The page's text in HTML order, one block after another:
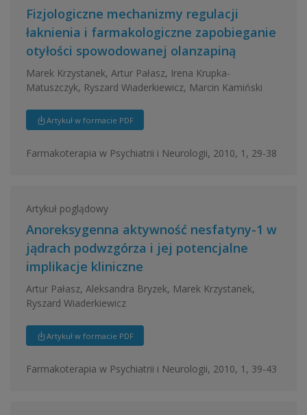
Fizjologiczne mechanizmy regulacji
łaknienia i farmakologiczne zapobieganie
otyłości spowodowanej olanzapiną
Marek Krzystanek, Artur Pałasz, Irena Krupka-
Matuszczyk, Ryszard Wiaderkiewicz, Marcin Kamiński
Artykuł w formacie PDF
Farmakoterapia w Psychiatrii i Neurologii, 2010, 1, 29-38
Artykuł poglądowy
Anoreksygenna aktywność nesfatyny-1 w
jądrach podwzgórza i jej potencjalne
implikacje kliniczne
Artur Pałasz, Aleksandra Bryzek, Marek Krzystanek,
Ryszard Wiaderkiewicz
Artykuł w formacie PDF
Farmakoterapia w Psychiatrii i Neurologii, 2010, 1, 39-43